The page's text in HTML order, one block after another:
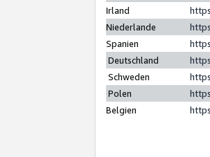
Irland
Niederlande
Spanien
Deutschland
Schweden
Polen
Belgien